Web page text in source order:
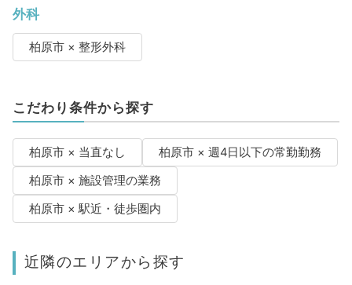
外科
柏原市 × 整形外科
こだわり条件から探す
柏原市 × 当直なし
柏原市 × 週4日以下の常勤勤務
柏原市 × 施設管理の業務
柏原市 × 駅近・徒歩圏内
近隣のエリアから探す